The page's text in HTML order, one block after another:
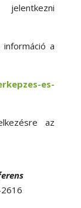
a
es-
az